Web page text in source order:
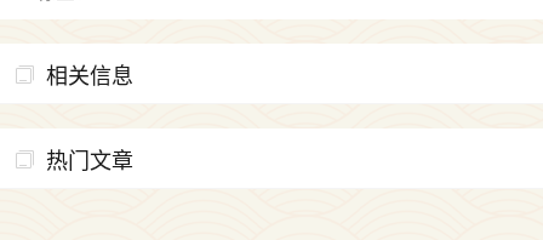
相关信息
热门文章